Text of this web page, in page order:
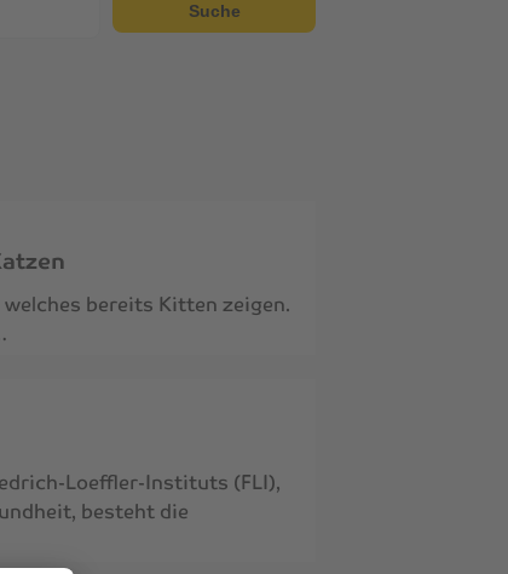
Suche
bereits Kitten zeigen.
Loeffler-Instituts (FLI),
besteht die